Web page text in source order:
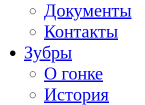
Документы
Контакты
Зубры
О гонке
История